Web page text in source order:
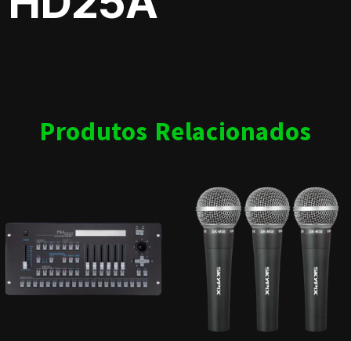
Produtos Relacionados